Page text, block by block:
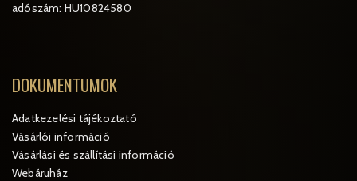
adószám: HU10824580
DOKUMENTUMOK
Adatkezelési tájékoztató
Vásárlói információ
Vásárlási és szállítási információ
Webáruház